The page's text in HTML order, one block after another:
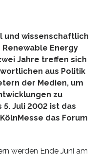
und wissenschaftlich
Energy
Jahre treffen sich
aus Politik
der Medien, um
zu
5. Juli 2002 ist das
das Forum
werden Ende Juni am